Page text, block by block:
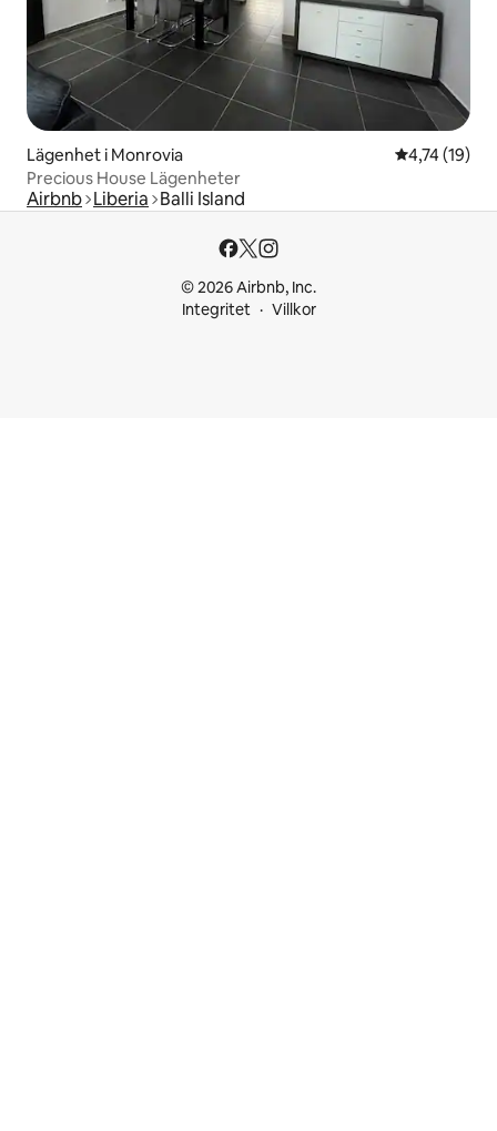
Lägenhet i Monrovia 4,74 av 5 i
4,74 (19)
Precious House Lägenheter
Airbnb Liberia Balli Island
© 2026 Airbnb, Inc.
Integritet
Villkor